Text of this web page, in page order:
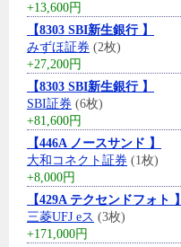
+13,600円
【8303 SBI新生銀行 】
みずほ証券 (2枚)
+27,200円
【8303 SBI新生銀行 】
SBI証券 (6枚)
+81,600円
【446A ノースサンド 】
大和コネクト証券 (1枚)
+8,000円
【429A テクセンドフォト 】
三菱UFJ eス (3枚)
+171,000円